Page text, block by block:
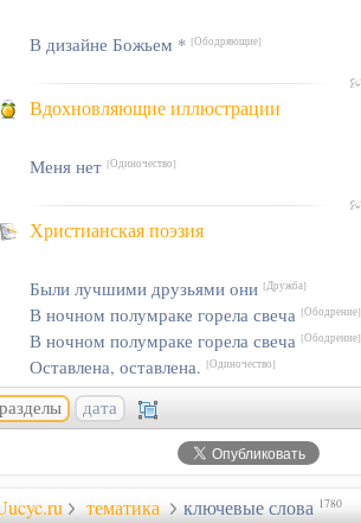
В дизайне Божьем * [Ободряющие]
Вдохновляющие иллюстрации
Меня нет [Одиночество]
Христианская поэзия
Были лучшими друзьями они [Дружба]
В ночном полумраке горела свеча [Ободрение]
В ночном полумраке горела свеча [Ободрение]
Оставлена, оставлена. [Одиночество]
разделы дата
тематика ключевые слова 1780